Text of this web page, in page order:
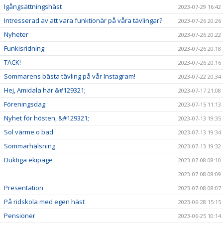
Igångsättningshäst 2023-07-29 16:42
Intresserad av att vara funktionär på våra tävlingar? 2023-07-26 20:26
Nyheter 2023-07-26 20:22
Funkisridning 2023-07-26 20:18
TACK! 2023-07-26 20:16
Sommarens bästa tävling på vår Instagram! 2023-07-22 20:34
Hej, Amidala här &#129321; 2023-07-17 21:08
Föreningsdag 2023-07-15 11:13
Nyhet för hösten, &#129321; 2023-07-13 19:35
Sol värme o bad 2023-07-13 19:34
Sommarhälsning 2023-07-13 19:32
Duktiga ekipage
2023-07-08 08:10
2023-07-08 08:09
Presentation 2023-07-08 08:07
På ridskola med egen häst 2023-06-28 15:15
Pensioner 2023-06-25 10:14